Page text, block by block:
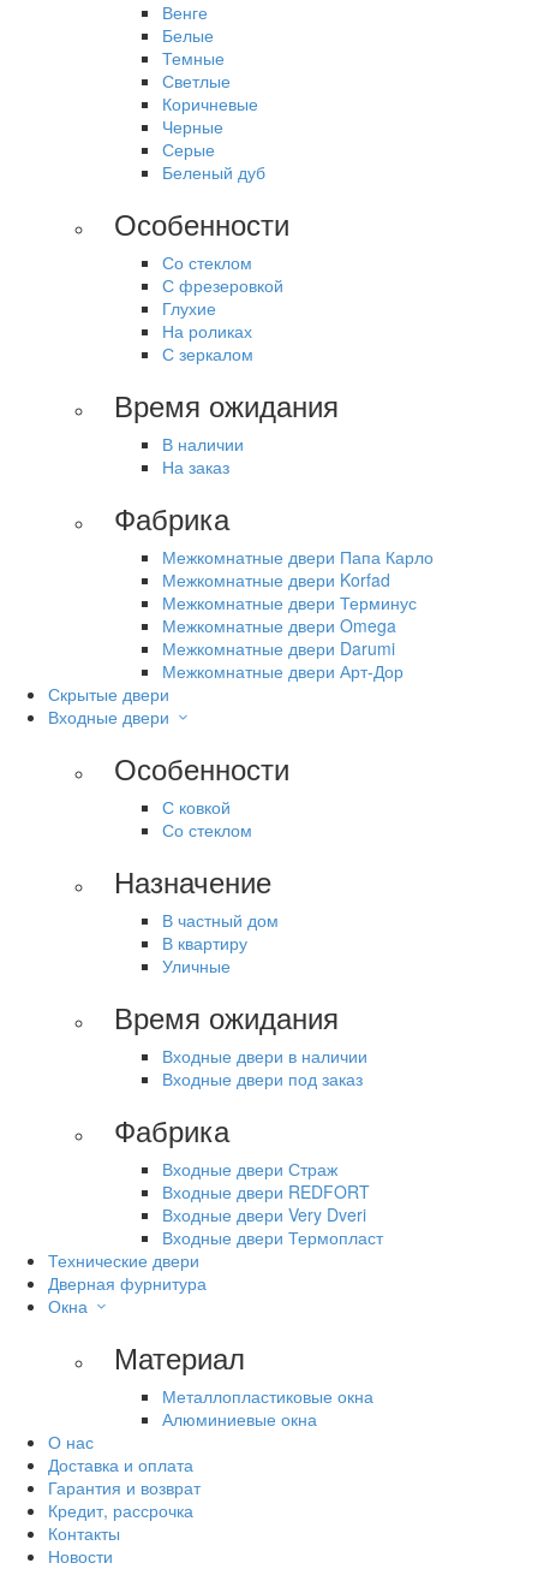
Венге
Белые
Темные
Светлые
Коричневые
Черные
Серые
Беленый дуб
Особенности
Со стеклом
С фрезеровкой
Глухие
На роликах
С зеркалом
Время ожидания
В наличии
На заказ
Фабрика
Межкомнатные двери Папа Карло
Межкомнатные двери Korfad
Межкомнатные двери Терминус
Межкомнатные двери Omega
Межкомнатные двери Darumi
Межкомнатные двери Арт-Дор
Скрытые двери
Входные двери
Особенности
С ковкой
Со стеклом
Назначение
В частный дом
В квартиру
Уличные
Время ожидания
Входные двери в наличии
Входные двери под заказ
Фабрика
Входные двери Страж
Входные двери REDFORT
Входные двери Very Dveri
Входные двери Термопласт
Технические двери
Дверная фурнитура
Окна
Материал
Металлопластиковые окна
Алюминиевые окна
О нас
Доставка и оплата
Гарантия и возврат
Кредит, рассрочка
Контакты
Новости